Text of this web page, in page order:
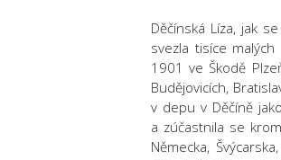
Děčínská Líza, jak
svezla tisíce
1901 ve Škodě
Budějovicích,
v depu v Děčíně
a zúčastnila se
Německa,